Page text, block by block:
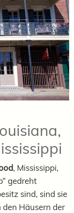
, Mississippi,
gedreht
sind, sind sie
Häusern der